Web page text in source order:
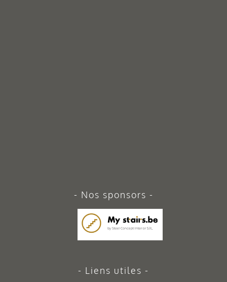
Nos sponsors
Liens utiles